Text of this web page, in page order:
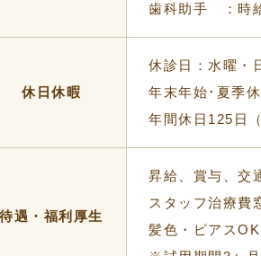
歯科助手 ：時
休日休暇
休診日：水曜・
年末年始･夏季
年間休日125日
待遇・福利厚生
昇給、賞与、交
スタッフ治療費
髪色・ピアス